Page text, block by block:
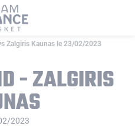
Zalgiris Kaunas le 23/02/2023
- ZALGIRIS
2023